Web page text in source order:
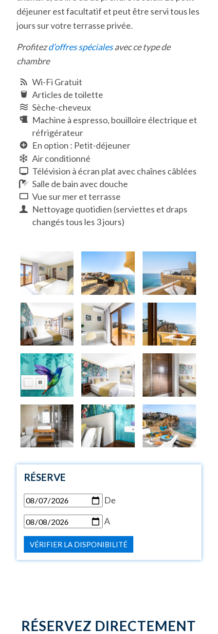
déjeuner est facultatif et peut être servi tous les
jours sur votre terrasse privée.
Profitezd’offres spécialesavec ce type de
chambre
Wi-Fi Gratuit
Articles de toilette
Sèche-cheveux
Machine à espresso, bouilloire électrique et
réfrigérateur
En option : Petit-déjeuner
Air conditionné
Télévision à écran plat avec chaînes câblées
Salle de bain avec douche
Vue sur mer et terrasse
Nettoyage quotidien (serviettes et draps
changés tous les 3 jours)
RÉSERVE
De
A
VÉRIFIER LA DISPONIBILITÉ
RÉSERVEZ DIRECTEMENT